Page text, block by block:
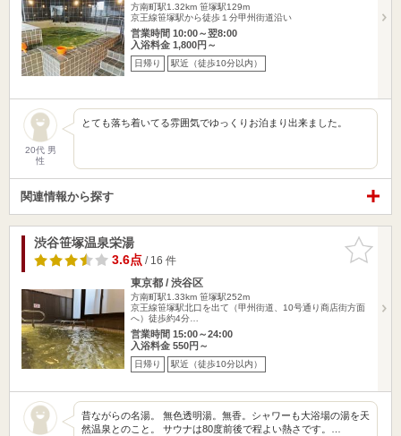
方南町駅1.32km 笹塚駅129m
京王線笹塚駅から徒歩１分甲州街道沿い
営業時間 10:00～翌8:00
入浴料金 1,800円～
日帰り 駅近（徒歩10分以内）
20代 男
性
とても落ち着いてる雰囲気でゆっくりお泊まり出来ました。
関連情報から探す
お気に入
りに追加
渋谷笹塚温泉栄湯
3.6点/ 16 件
東京都 / 渋谷区
方南町駅1.33km 笹塚駅252m
京王線笹塚駅北口を出て（甲州街道、10号通り商店街方面
へ）徒歩約4分…
営業時間 15:00～24:00
入浴料金 550円～
日帰り 駅近（徒歩10分以内）
昔ながらの名湯。 無色透明湯。無香。シャワーも大浴場の湯を天
然温泉とのこと。 サウナは80度前後で程よい熱さです。…